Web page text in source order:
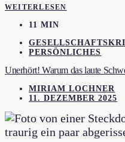
WEITERLESEN
11 MIN
PERSÖNLICHES
Unerhört! Warum das laute
MIRIAM LOCHNER
11. DEZEMBER 2025